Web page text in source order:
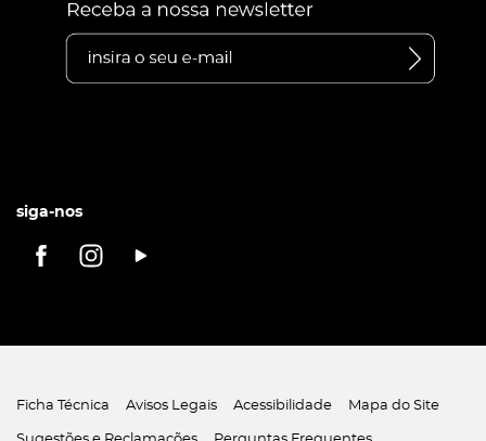
siga-nos
Ficha Técnica Avisos Legais Acessibilidade Mapa do Site